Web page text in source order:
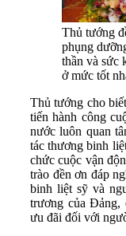
Thủ tướng
phụng
thần và sức
ở mức tốt
Thủ tướng cho
tiến hành công
nước luôn quan
tác thương binh
chức cuộc vận
trào đền ơn đáp
binh liệt sỹ và
trương của Đảng,
ưu đãi đối với